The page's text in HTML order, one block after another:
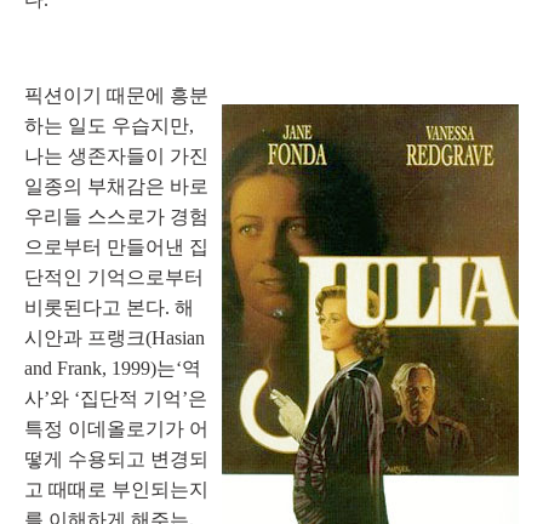
픽션이기 때문에 흥분
하는 일도 우습지만,
나는 생존자들이 가진
일종의 부채감은 바로
우리들 스스로가 경험
으로부터 만들어낸 집
단적인 기억으로부터
비롯된다고 본다. 해
시안과 프랭크(Hasian
and Frank, 1999)는‘역
사’와 ‘집단적 기억’은
특정 이데올로기가 어
떻게 수용되고 변경되
고 때때로 부인되는지
를 이해하게 해주는,